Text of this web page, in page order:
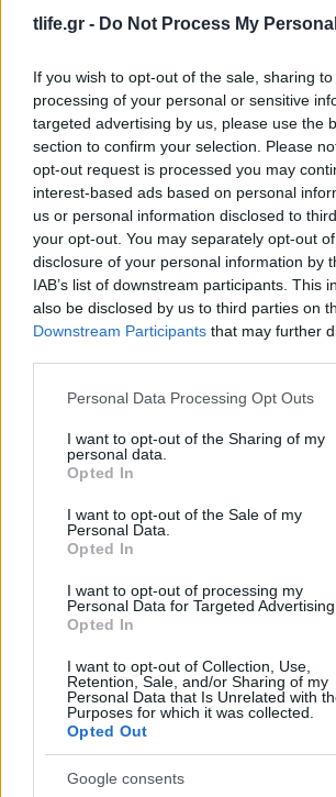
tlife.gr - Do Not Process My
If you wish to opt-out of the sale, sharing
processing of your personal or sensitive
targeted advertising by us, please use the
section to confirm your selection. Please
opt-out request is processed you may
interest-based ads based on personal
us or personal information disclosed to
your opt-out. You may separately opt-out
disclosure of your personal information by
IAB’s list of downstream participants. This
also be disclosed by us to third parties on
Downstream Participants that may further
Please note that this website/app uses one
not limited to your visit or usage behaviour.
grant or deny consent to Google and its
use your data for below specified purposes
consent section.
Personal Data Processing Opt Outs
I want to opt-out of the Sharing of my
personal data.
Opted In
I want to opt-out of the Sale of my
Personal Data.
Opted In
I want to opt-out of processing my
Personal Data for Targeted Advertising.
Opted In
I want to opt-out of Collection, Use,
Retention, Sale, and/or Sharing of my
Personal Data that Is Unrelated with
Purposes for which it was collected.
Opted Out
Google consents
Τζένιφερ Λόπεζ: Η selfie της χωρίς
αποδεικνύει τη δύναμη του
05.08.2026
Katy Perry: Στη Μύκονο η
μαζί με τον σύντροφό της, Justin
βόλτες στο Nammos